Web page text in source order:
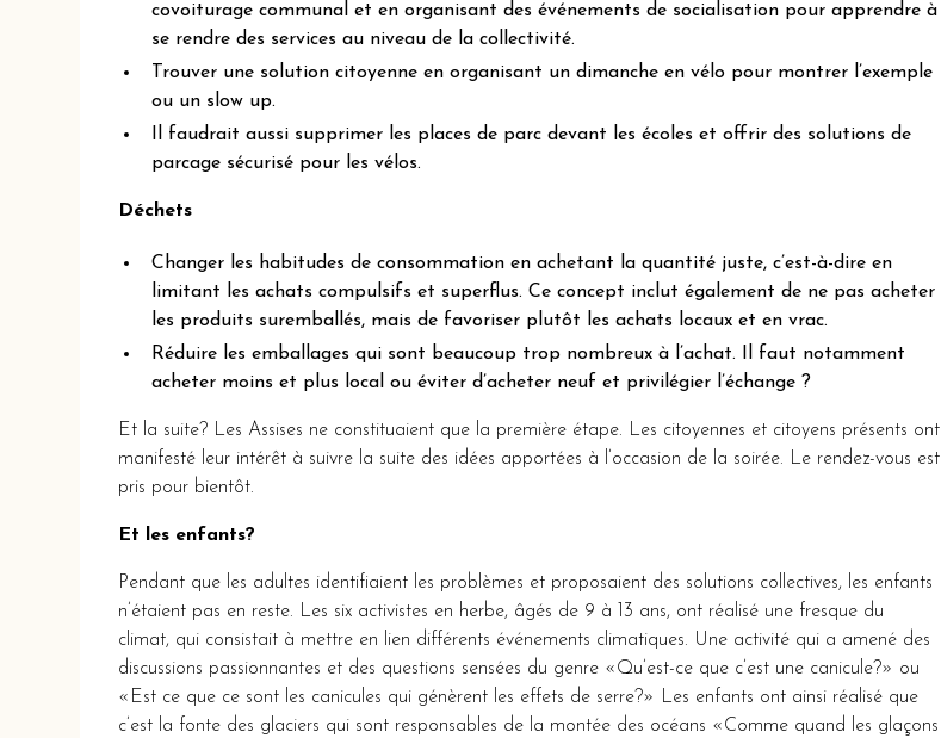
covoiturage communal et en organisant des événements de socialisation pour apprendre à
se rendre des services au niveau de la collectivité.
Trouver une solution citoyenne en organisant un dimanche en vélo pour montrer l’exemple
ou un slow up.
Il faudrait aussi supprimer les places de parc devant les écoles et offrir des solutions de
parcage sécurisé pour les vélos.
Déchets
Changer les habitudes de consommation en achetant la quantité juste, c’est-à-dire en
limitant les achats compulsifs et superflus. Ce concept inclut également de ne pas acheter
les produits suremballés, mais de favoriser plutôt les achats locaux et en vrac.
Réduire les emballages qui sont beaucoup trop nombreux à l’achat. Il faut notamment
acheter moins et plus local ou éviter d’acheter neuf et privilégier l’échange ?
Et la suite? Les Assises ne constituaient que la première étape. Les citoyennes et citoyens présents ont
manifesté leur intérêt à suivre la suite des idées apportées à l’occasion de la soirée. Le rendez-vous est
pris pour bientôt.
Et les enfants?
Pendant que les adultes identifiaient les problèmes et proposaient des solutions collectives, les enfants
n’étaient pas en reste. Les six activistes en herbe, âgés de 9 à 13 ans, ont réalisé une fresque du
climat, qui consistait à mettre en lien différents événements climatiques. Une activité qui a amené des
discussions passionnantes et des questions sensées du genre «Qu’est-ce que c’est une canicule?» ou
«Est ce que ce sont les canicules qui génèrent les effets de serre?» Les enfants ont ainsi réalisé que
c’est la fonte des glaciers qui sont responsables de la montée des océans «Comme quand les glaçons